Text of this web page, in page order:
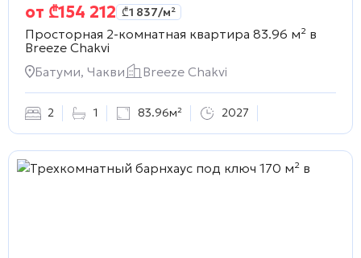
от ₾154 212 ₾1 837/м²
Просторная 2-комнатная квартира 83.96 м² в
Breeze Chakvi
Батуми, Чакви
Breeze Chakvi
2 1 83.96м² 2027